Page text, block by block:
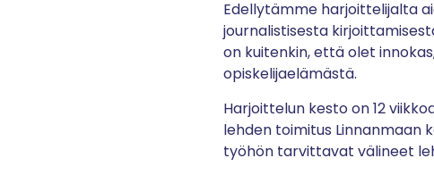
Edellytämme harjoittelijalta
journalistisesta
on kuitenkin, että olet
opiskelijaelämästä.
Harjoittelun kesto on 12
lehden toimitus Linnanmaan
työhön tarvittavat välineet